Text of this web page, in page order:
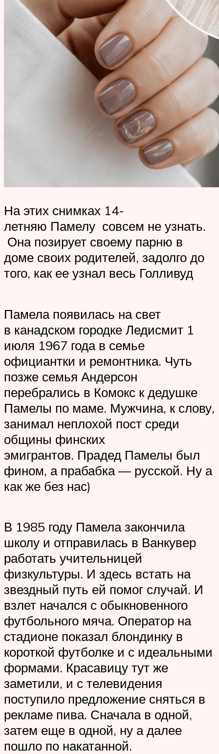
На этих снимках 14-
летняю Памелу совсем не узнать.
Она позирует своему парню в
доме своих родителей, задолго до
того, как ее узнал весь Голливуд
Памела появилась на свет
в канадском городке Ледисмит 1
июля 1967 года в семье
официантки и ремонтника. Чуть
позже семья Андерсон
перебрались в Комокс к дедушке
Памелы по маме. Мужчина, к слову,
занимал неплохой пост среди
общины финских
эмигрантов. Прадед Памелы был
фином, а прабабка — русской. Ну а
как же без нас)
В 1985 году Памела закончила
школу и отправилась в Ванкувер
работать учительницей
физкультуры. И здесь встать на
звездный путь ей помог случай. И
взлет начался с обыкновенного
футбольного мяча. Оператор на
стадионе показал блондинку в
короткой футболке и с идеальными
формами. Красавицу тут же
заметили, и с телевидения
поступило предложение сняться в
рекламе пива. Сначала в одной,
затем еще в одной, ну а далее
пошло по накатанной.